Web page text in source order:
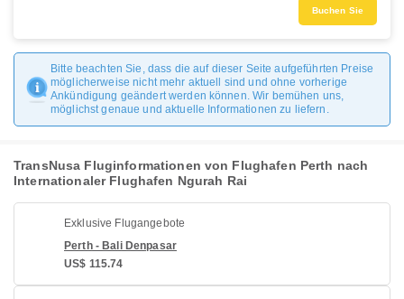
Buchen Sie
Bitte beachten Sie, dass die auf dieser Seite aufgeführten Preise
möglicherweise nicht mehr aktuell sind und ohne vorherige
Ankündigung geändert werden können. Wir bemühen uns,
möglichst genaue und aktuelle Informationen zu liefern.
TransNusa Fluginformationen von Flughafen Perth nach
Internationaler Flughafen Ngurah Rai
Exklusive Flugangebote
Perth - Bali Denpasar
US$ 115.74